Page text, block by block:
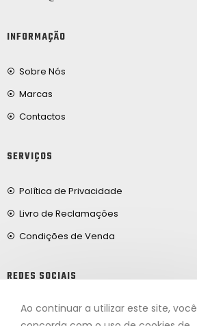
INFORMAÇÃO
Sobre Nós
Marcas
Contactos
SERVIÇOS
Política de Privacidade
Livro de Reclamações
Condições de Venda
REDES SOCIAIS
Facebook
Ao continuar a utilizar este site, você